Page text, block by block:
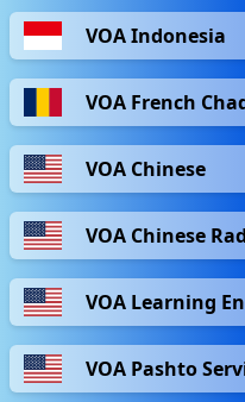
VOA Indonesia
VOA French
VOA Chinese
VOA Chinese
VOA Learning
VOA Pashto